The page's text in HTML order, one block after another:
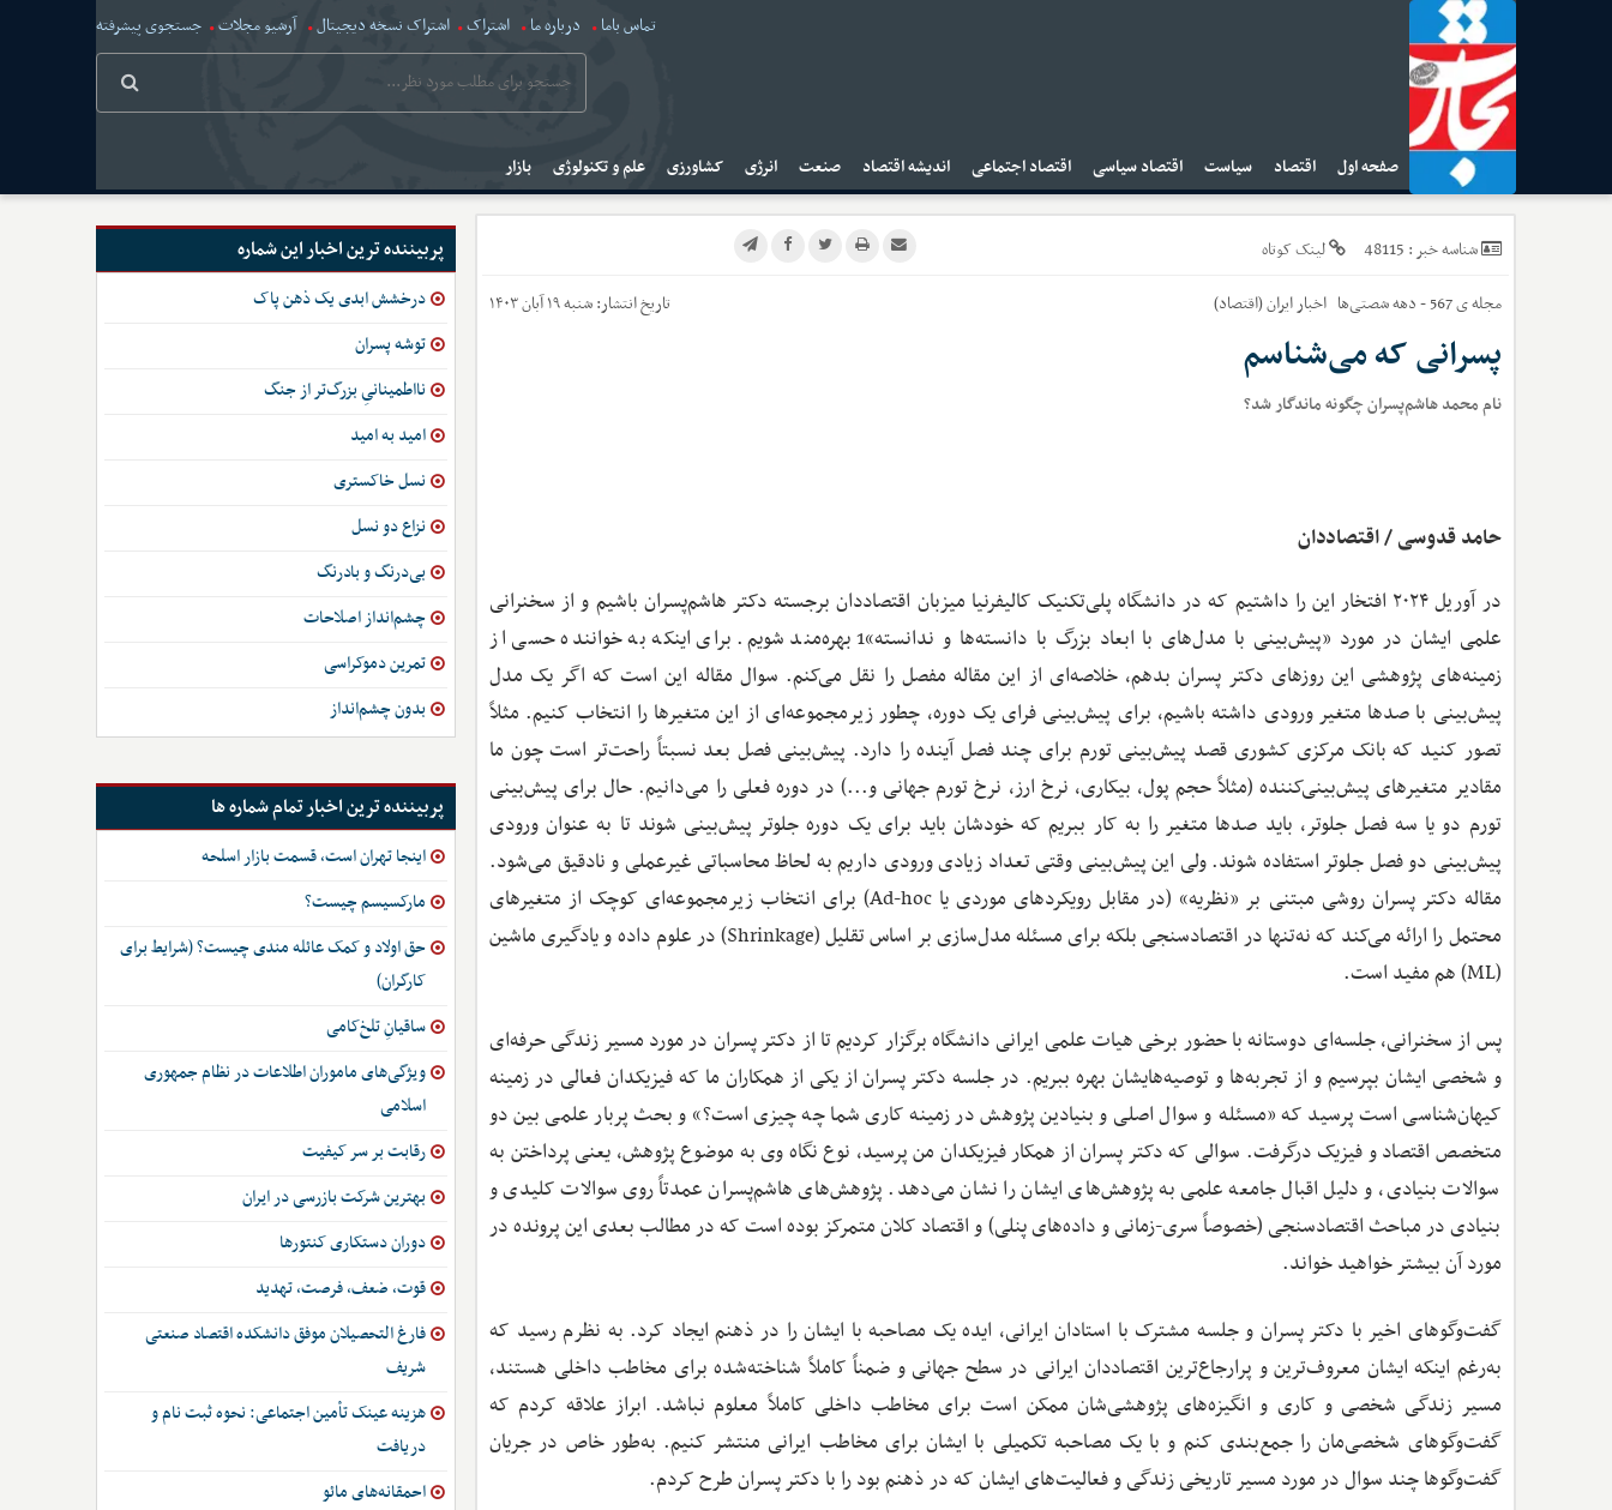
تماس باما درباره ما اشتراک اشتراک نسخه دیجیتال آرشیو مجلات جستجوی پیشرفته
صفحه اول اقتصاد سیاست اقتصاد سیاسی اقتصاد اجتماعی اندیشه اقتصاد صنعت انرژی کشاورزی علم و تکنولوژی بازار
شناسه خبر : 48115
لینک کوتاه
مجله ی 567 - دهه شصتی‌ها
اخبارایران (اقتصاد) تاریخ انتشار:شنبه ۱۹ آبان ۱۴۰۳
پسرانی که می‌شناسم
نام محمد هاشم‌پسران چگونه ماندگار شد؟
حامد قدوسی / اقتصاددان
در آوریل ۲۰۲۴ افتخار این را داشتیم که در دانشگاه پلی‌تکنیک کالیفرنیا میزبان اقتصاددان برجسته دکتر هاشم‌پسران باشیم و از سخنرانی
علمی ایشان در مورد «پیش‌بینی با مدل‌های با ابعاد بزرگ با دانسته‌ها و ندانسته»1 بهره‌مند شویم. برای اینکه به خواننده حسی از
زمینه‌های پژوهشی این روزهای دکتر پسران بدهم، خلاصه‌ای از این مقاله مفصل را نقل می‌کنم. سوال مقاله این است که اگر یک مدل
پیش‌بینی با صدها متغیر ورودی داشته باشیم، برای پیش‌بینی فرای یک دوره، چطور زیرمجموعه‌ای از این متغیرها را انتخاب کنیم. مثلاً
تصور کنید که بانک مرکزی کشوری قصد پیش‌بینی تورم برای چند فصل آینده را دارد. پیش‌بینی فصل بعد نسبتاً راحت‌تر است چون ما
مقادیر متغیرهای پیش‌بینی‌کننده (مثلاً حجم پول، بیکاری، نرخ ارز، نرخ تورم جهانی و...) در دوره فعلی را می‌دانیم. حال برای پیش‌بینی
تورم دو یا سه فصل جلوتر، باید صدها متغیر را به کار ببریم که خودشان باید برای یک دوره جلوتر پیش‌بینی شوند تا به عنوان ورودی
پیش‌بینی دو فصل جلوتر استفاده شوند. ولی این پیش‌بینی وقتی تعداد زیادی ورودی داریم به لحاظ محاسباتی غیرعملی و نادقیق می‌شود.
مقاله دکتر پسران روشی مبتنی بر «نظریه» (در مقابل رویکردهای موردی یا Ad-hoc) برای انتخاب زیرمجموعه‌ای کوچک از متغیرهای
محتمل را ارائه می‌کند که نه‌تنها در اقتصادسنجی بلکه برای مسئله مدل‌سازی بر اساس تقلیل (Shrinkage) در علوم داده و یادگیری ماشین
(ML) هم مفید است.
پس از سخنرانی، جلسه‌ای دوستانه با حضور برخی هیات علمی ایرانی دانشگاه برگزار کردیم تا از دکتر پسران در مورد مسیر زندگی حرفه‌ای
و شخصی ایشان بپرسیم و از تجربه‌ها و توصیه‌هایشان بهره ببریم. در جلسه دکتر پسران از یکی از همکاران ما که فیزیکدان فعالی در زمینه
کیهان‌شناسی است پرسید که «مسئله و سوال اصلی و بنیادین پژوهش در زمینه کاری شما چه چیزی است؟» و بحث پربار علمی بین دو
متخصص اقتصاد و فیزیک درگرفت. سوالی که دکتر پسران از همکار فیزیکدان من پرسید، نوع نگاه وی به موضوع پژوهش، یعنی پرداختن به
سوالات بنیادی، و دلیل اقبال جامعه علمی به پژوهش‌های ایشان را نشان می‌دهد. پژوهش‌های هاشم‌پسران عمدتاً روی سوالات کلیدی و
بنیادی در مباحث اقتصادسنجی (خصوصاً سری-زمانی و داده‌های پنلی) و اقتصاد کلان متمرکز بوده است که در مطالب بعدی این پرونده در
مورد آن بیشتر خواهید خواند.
گفت‌وگوهای اخیر با دکتر پسران و جلسه مشترک با استادان ایرانی، ایده یک مصاحبه با ایشان را در ذهنم ایجاد کرد. به نظرم رسید که
به‌‌رغم اینکه ایشان معروف‌ترین و پرارجاع‌ترین اقتصاددان ایرانی در سطح جهانی و ضمناً کاملاً شناخته‌شده برای مخاطب داخلی هستند،
مسیر زندگی شخصی و کاری و انگیزه‌های پژوهشی‌شان ممکن است برای مخاطب داخلی کاملاً معلوم نباشد. ابراز علاقه کردم که
گفت‌وگوهای شخصی‌مان را جمع‌بندی کنم و با یک مصاحبه تکمیلی با ایشان برای مخاطب ایرانی منتشر کنیم. به‌طور خاص در جریان
گفت‌وگوها چند سوال در مورد مسیر تاریخی زندگی و فعالیت‌های ایشان که در ذهنم بود را با دکتر پسران طرح کردم.
پربیننده ترین اخبار این شماره
درخشش ابدی یک ذهن پاک
توشه پسران
نااطمینانیِ بزرگ‌تر از جنگ
امید به امید
نسل خاکستری
نزاع دو نسل
بی‌درنگ و بادرنگ
چشم‌انداز اصلاحات
تمرین دموکراسی
بدون چشم‌انداز
پربیننده ترین اخبار تمام شماره ها
اینجا تهران است، قسمت بازار اسلحه
مارکسیسم چیست؟
حق اولاد و کمک عائله مندی چیست؟ (شرایط برای
کارگران)
ساقیانِ تلخ‌کامی
ویژگی‌های ماموران اطلاعات در نظام جمهوری
اسلامی
رقابت بر سر کیفیت
بهترین شرکت بازرسی در ایران
دوران دستکاری کنتورها
قوت، ضعف، فرصت، تهدید
فارغ التحصیلان موفق دانشکده اقتصاد صنعتی
شریف
هزینه عینک تأمین اجتماعی: نحوه ثبت نام و
دریافت
احمقانه‌های مائو